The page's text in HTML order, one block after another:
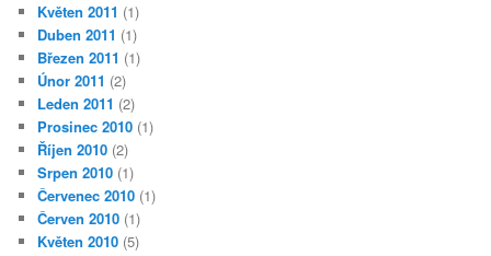
Květen 2011 (1)
Duben 2011 (1)
Březen 2011 (1)
Únor 2011 (2)
Leden 2011 (2)
Prosinec 2010 (1)
Říjen 2010 (2)
Srpen 2010 (1)
Červenec 2010 (1)
Červen 2010 (1)
Květen 2010 (5)